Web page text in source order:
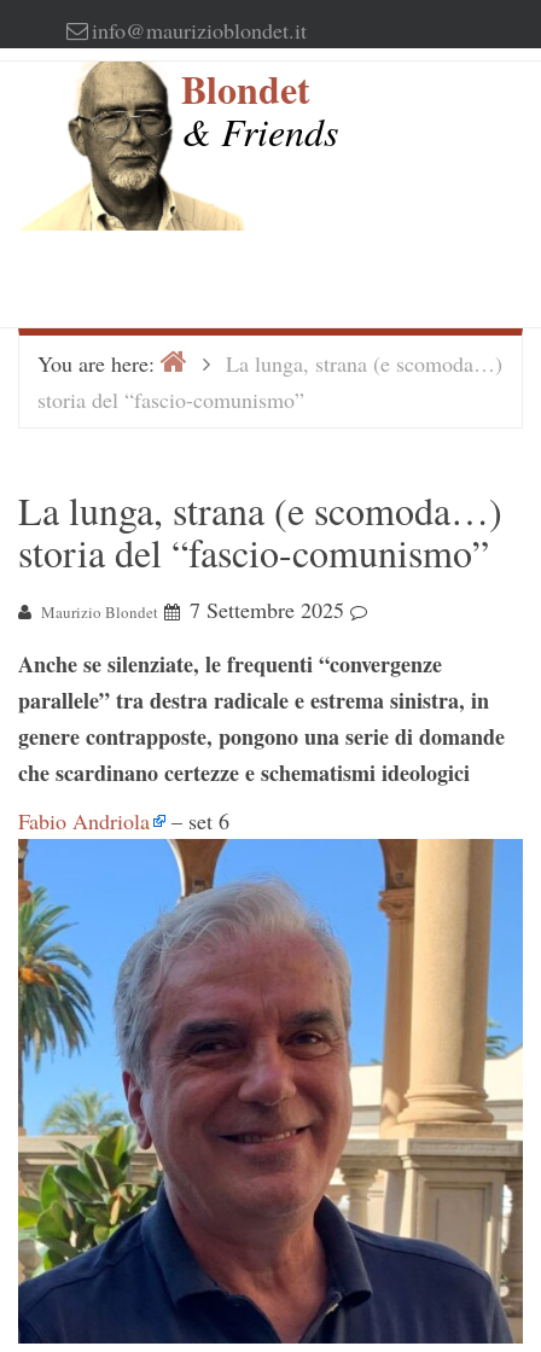
to
info@maurizioblondet.it
Blondet
& Friends
You are here: HomeLa lunga, strana (e scomoda…)
storia del “fascio-comunismo”
La lunga, strana (e scomoda…)
storia del “fascio-comunismo”
Maurizio Blondet 7 Settembre 2025
Anche se silenziate, le frequenti “convergenze
parallele” tra destra radicale e estrema sinistra, in
genere contrapposte, pongono una serie di domande
che scardinano certezze e schematismi ideologici
Fabio Andriola – set 6